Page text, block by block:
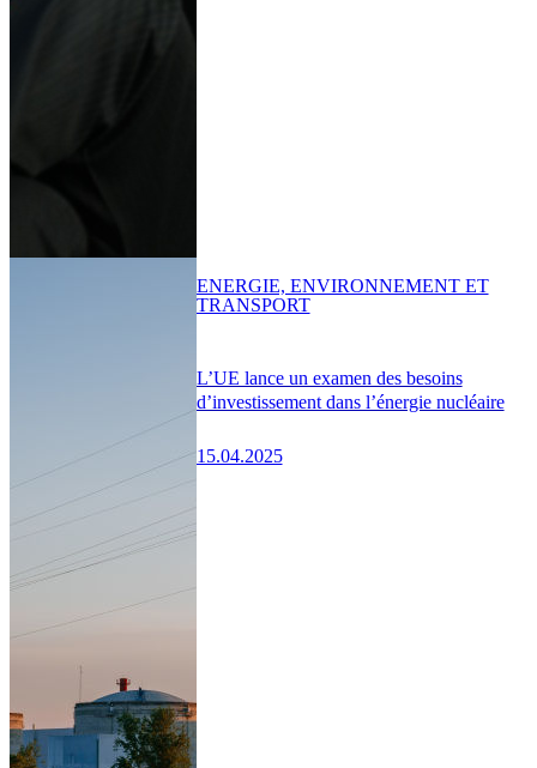
L’UE lance un examen des besoins
d’investissement dans l’énergie nucléaire
15.04.2025
ENERGIE, ENVIRONNEMENT ET
TRANSPORT